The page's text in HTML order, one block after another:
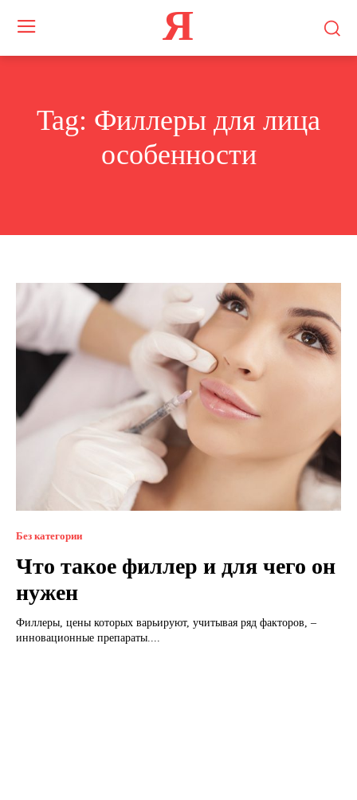
Я
Tag: Филлеры для лица
особенности
Без категории
Что такое филлер и для чего он
нужен
Филлеры, цены которых варьируют, учитывая ряд факторов, –
инновационные препараты....